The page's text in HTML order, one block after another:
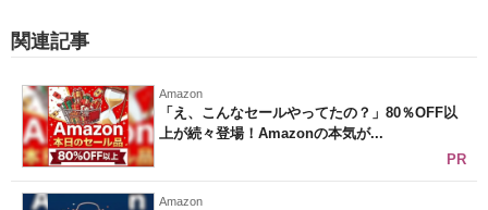
関連記事
Amazon
「え、こんなセールやってたの？」80％OFF以
上が続々登場！Amazonの本気が...
PR
Amazon